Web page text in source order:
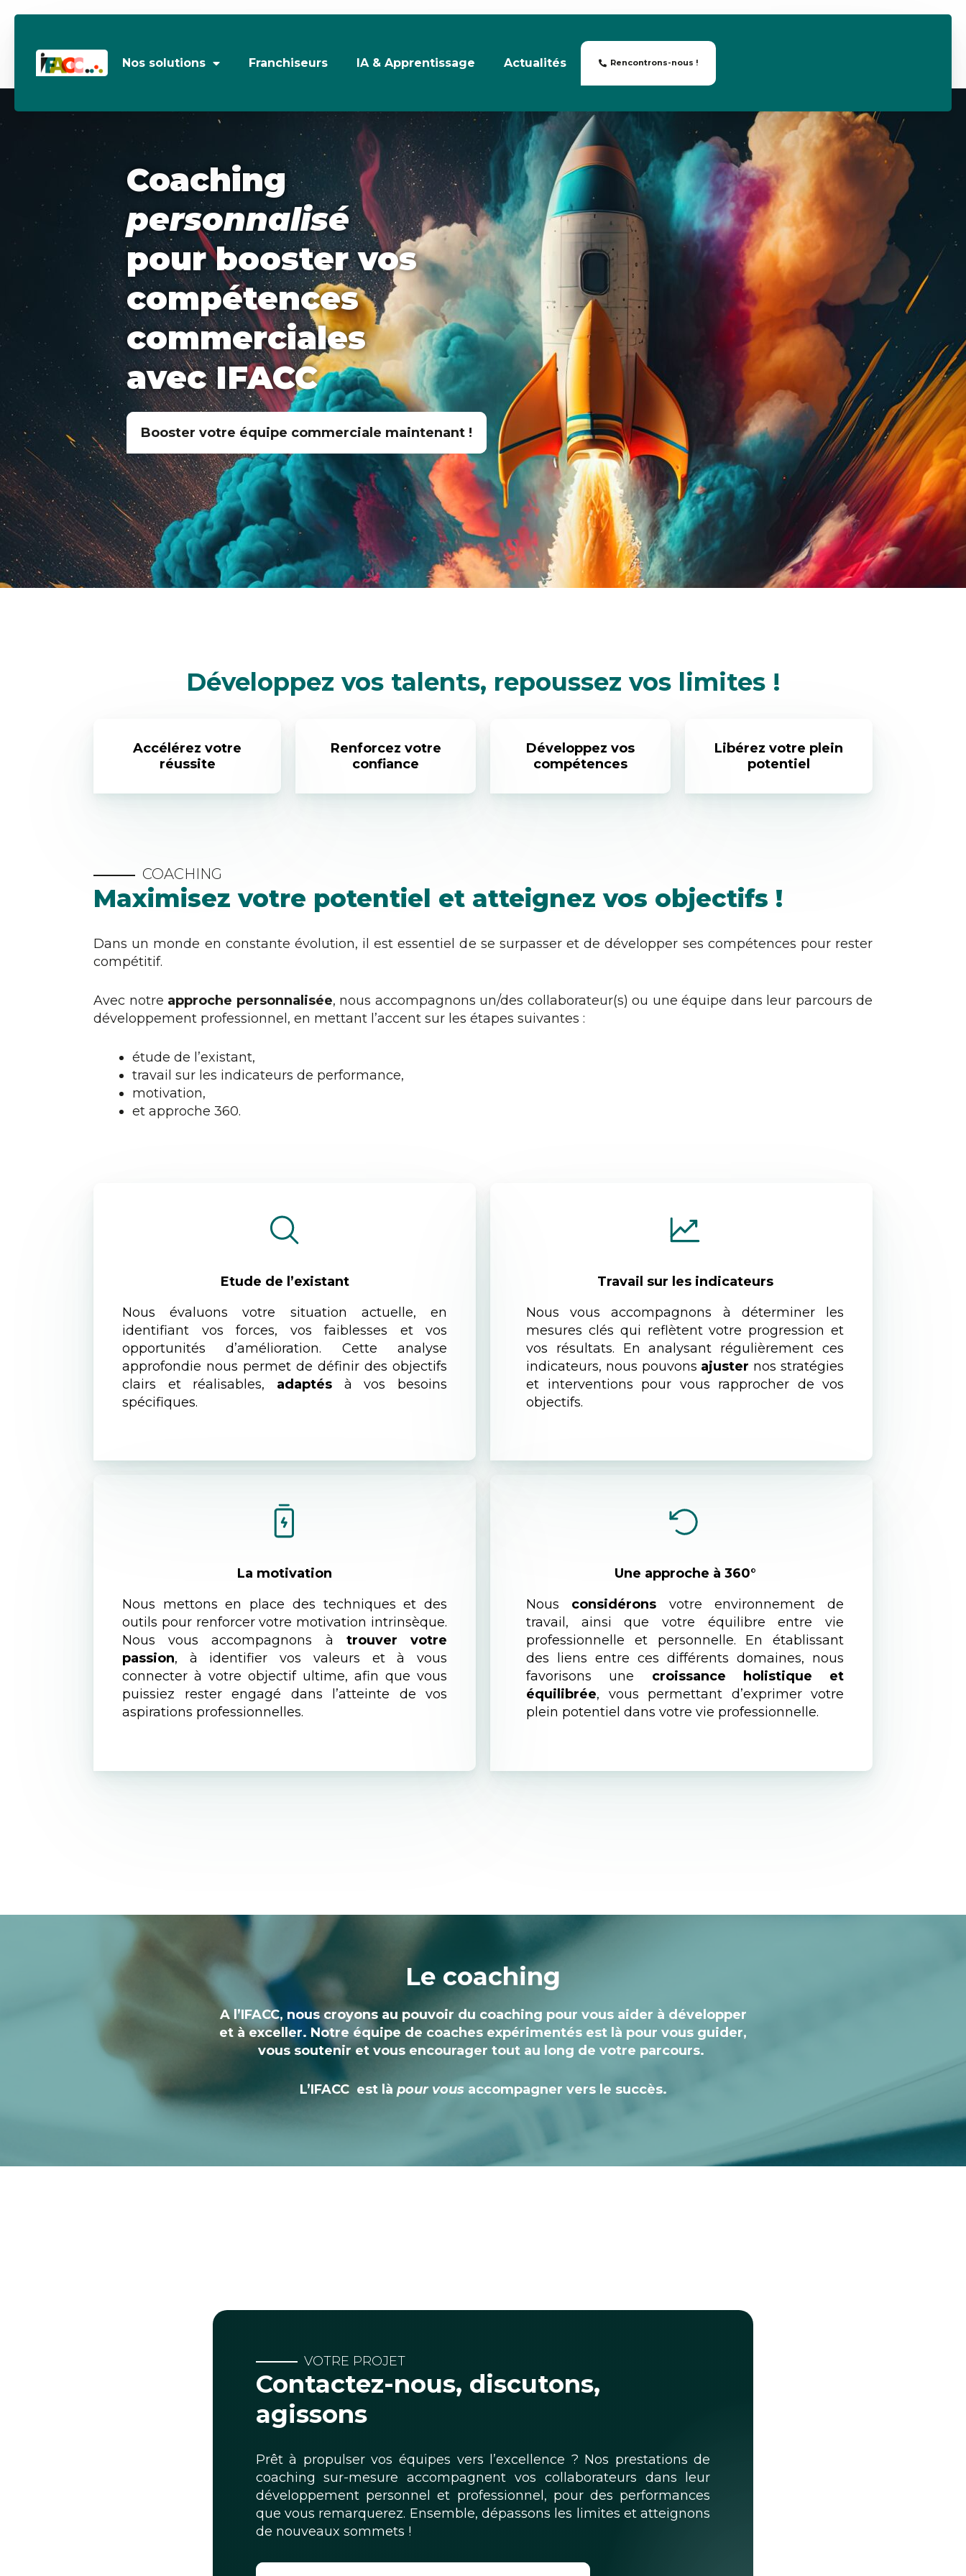
Nos solutions Franchiseurs IA & Apprentissage Actualités Rencontrons-nous !
Coaching
personnalisé
pour booster vos
compétences
commerciales
avec IFACC
Booster votre équipe commerciale maintenant !
Développez vos talents, repoussez vos limites !
Accélérez votre
réussite
Renforcez votre
confiance
Développez vos
compétences
Libérez votre plein
potentiel
COACHING
Maximisez votre potentiel et atteignez vos objectifs !
Dans un monde en constante évolution, il est essentiel de se surpasser et de développer ses compétences pour rester
compétitif.
Avec notre approche personnalisée, nous accompagnons un/des collaborateur(s) ou une équipe dans leur parcours de
développement professionnel, en mettant l’accent sur les étapes suivantes :
étude de l’existant,
travail sur les indicateurs de performance,
motivation,
et approche 360.
Etude de l’existant
Nous évaluons votre situation actuelle, en
identifiant vos forces, vos faiblesses et vos
opportunités d’amélioration. Cette analyse
approfondie nous permet de définir des objectifs
clairs et réalisables, adaptés à vos besoins
spécifiques.
Travail sur les indicateurs
Nous vous accompagnons à déterminer les
mesures clés qui reflètent votre progression et
vos résultats. En analysant régulièrement ces
indicateurs, nous pouvons ajuster nos stratégies
et interventions pour vous rapprocher de vos
objectifs.
La motivation
Nous mettons en place des techniques et des
outils pour renforcer votre motivation intrinsèque.
Nous vous accompagnons à trouver votre
passion, à identifier vos valeurs et à vous
connecter à votre objectif ultime, afin que vous
puissiez rester engagé dans l’atteinte de vos
aspirations professionnelles.
Une approche à 360°
Nous considérons votre environnement de
travail, ainsi que votre équilibre entre vie
professionnelle et personnelle. En établissant
des liens entre ces différents domaines, nous
favorisons une croissance holistique et
équilibrée, vous permettant d’exprimer votre
plein potentiel dans votre vie professionnelle.
Le coaching
A l’IFACC, nous croyons au pouvoir du coaching pour vous aider à développer
et à exceller. Notre équipe de coaches expérimentés est là pour vous guider,
vous soutenir et vous encourager tout au long de votre parcours.
L’IFACC est là pour vous accompagner vers le succès.
VOTRE PROJET
Contactez-nous, discutons,
agissons
Prêt à propulser vos équipes vers l’excellence ? Nos prestations de
coaching sur-mesure accompagnent vos collaborateurs dans leur
développement personnel et professionnel, pour des performances
que vous remarquerez. Ensemble, dépassons les limites et atteignons
de nouveaux sommets !